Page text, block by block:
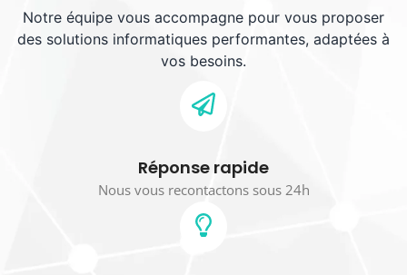
Notre équipe vous accompagne pour vous proposer
des solutions informatiques performantes, adaptées à
vos besoins.
Réponse rapide
Nous vous recontactons sous 24h